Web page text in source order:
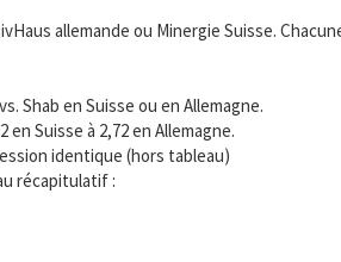
allemande ou Minergie Suisse.
Shab en Suisse ou en Allemagne.
Suisse à 2,72 en Allemagne.
identique (hors tableau)
récapitulatif :